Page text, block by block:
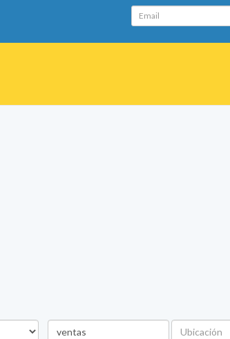
Email
Palabra
clave
Ubicación